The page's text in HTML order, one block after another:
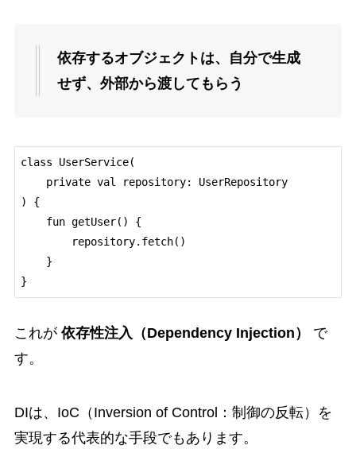
依存するオブジェクトは、自分で生成
せず、外部から渡してもらう
class UserService(
) {
これが 依存性注入（Dependency Injection）
で
す。
DIは、IoC（Inversion of Control：制御の反転）を
実現する代表的な手段でもあります。